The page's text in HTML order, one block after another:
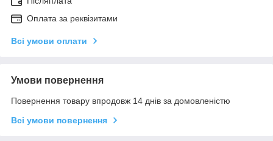
Оплата за реквізитами
Всі умови оплати
Умови повернення
Повернення товару впродовж 14 днів за домовленістю
Всі умови повернення